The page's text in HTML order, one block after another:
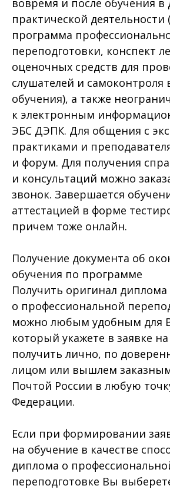
практической деятельности
программа
переподготовки, конспект
оценочных средств для
слушателей и самоконтроля
обучения), а также
к электронным
ЭБС ДЭПК. Для общения с
практиками и
и форум. Для получения
и консультаций можно
звонок. Завершается
аттестацией в форме
причем тоже онлайн.
Получение документа об
обучения по программе
Получить оригинал диплома
о профессиональной
можно любым удобным для
который укажете в заявке
получить лично, по
лицом или вышлем
Почтой России в любую
Федерации.
Если при формировании
на обучение в качестве
диплома о
переподготовке Вы